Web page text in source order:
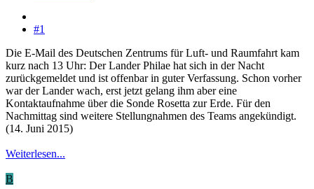
#1
Die E-Mail des Deutschen Zentrums für Luft- und Raumfahrt kam
kurz nach 13 Uhr: Der Lander Philae hat sich in der Nacht
zurückgemeldet und ist offenbar in guter Verfassung. Schon vorher
war der Lander wach, erst jetzt gelang ihm aber eine
Kontaktaufnahme über die Sonde Rosetta zur Erde. Für den
Nachmittag sind weitere Stellungnahmen des Teams angekündigt.
(14. Juni 2015)
Weiterlesen...
B